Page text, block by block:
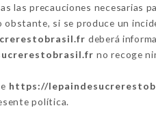
las precauciones necesarias
si se produce un
deberá
no recoge
https://
política.